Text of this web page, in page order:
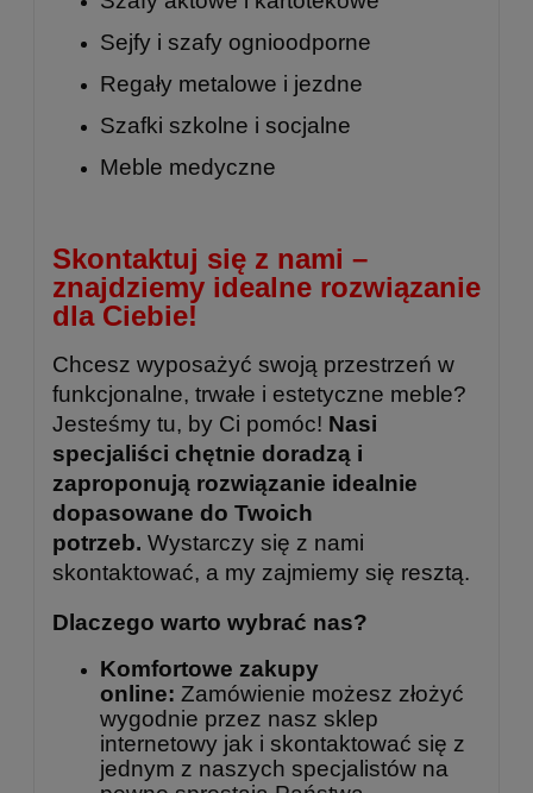
Sejfy i szafy ognioodporne
Regały metalowe i jezdne
Szafki szkolne i socjalne
Meble medyczne
Skontaktuj się z nami –
znajdziemy idealne rozwiązanie
dla Ciebie!
Chcesz wyposażyć swoją przestrzeń w
funkcjonalne, trwałe i estetyczne meble?
Jesteśmy tu, by Ci pomóc! Nasi
specjaliści chętnie doradzą i
zaproponują rozwiązanie idealnie
dopasowane do Twoich
potrzeb. Wystarczy się z nami
skontaktować, a my zajmiemy się resztą.
Dlaczego warto wybrać nas?
Komfortowe zakupy
online: Zamówienie możesz złożyć
wygodnie przez nasz sklep
internetowy jak i skontaktować się z
jednym z naszych specjalistów na